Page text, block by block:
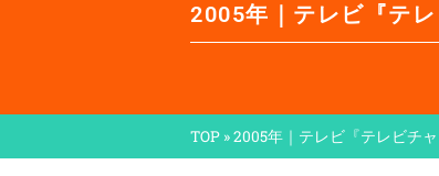
2005年｜テレビ『テ
TOP »2005年｜テレビ『テレビチ